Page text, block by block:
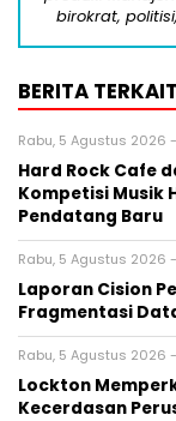
birokrat,
BERITA TERKAIT
Rabu, 5 Agustus 2026 -
Hard Rock Cafe
Kompetisi Musik
Pendatang Baru
Rabu, 5 Agustus 2026 -
Laporan Cision
Fragmentasi
Rabu, 5 Agustus 2026 -
Lockton
Kecerdasan